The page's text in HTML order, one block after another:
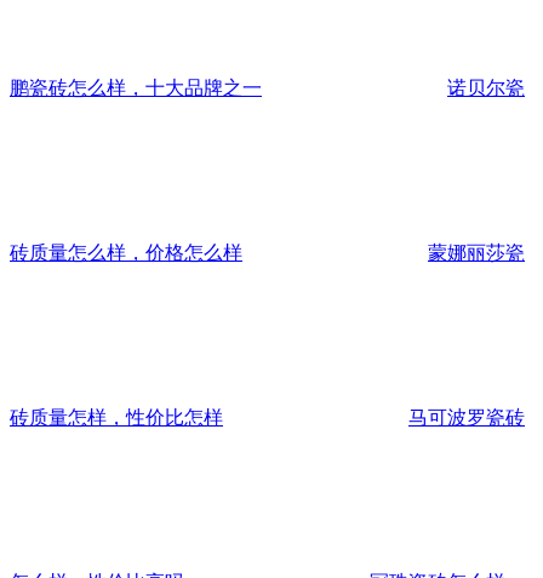
鹏瓷砖怎么样，十大品牌之一 诺贝尔瓷
砖质量怎么样，价格怎么样 蒙娜丽莎瓷
砖质量怎样，性价比怎样 马可波罗瓷砖